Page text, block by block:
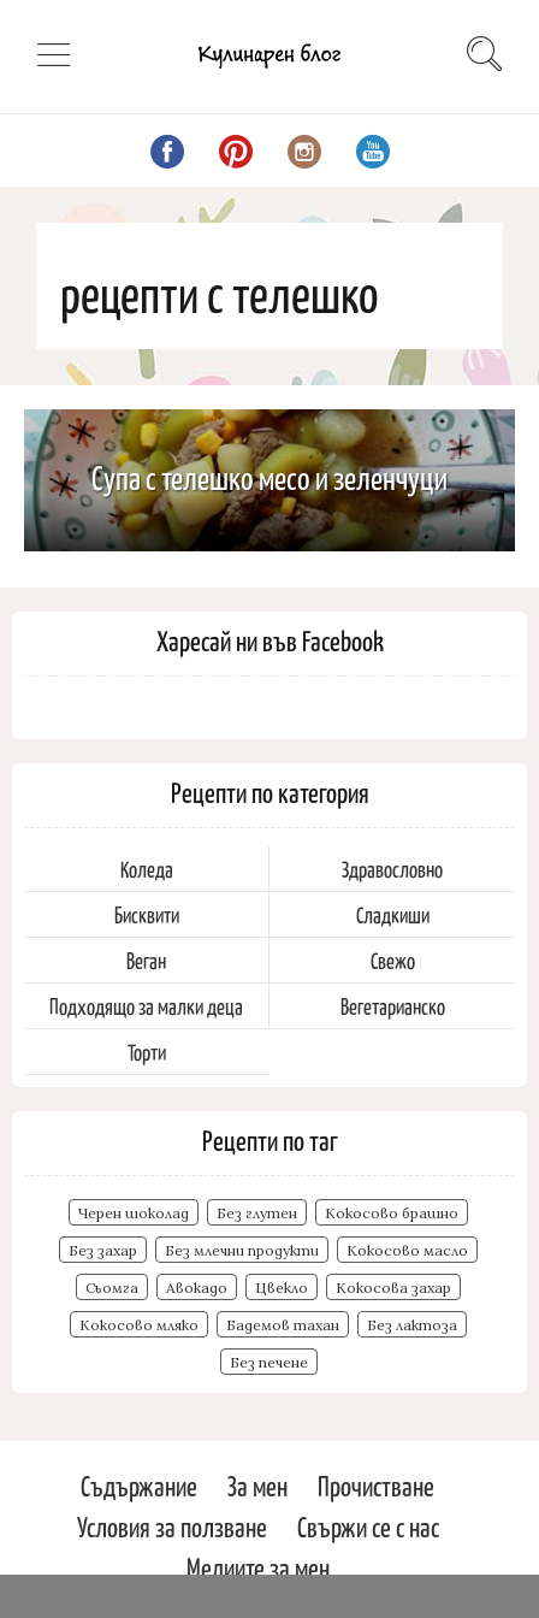
рецепти с телешко
Супа с телешко месо и зеленчуци
Харесай ни във Facebook
Рецепти по категория
Коледа
Здравословно
Бисквити
Сладкиши
Веган
Свежо
Подходящо за малки деца
Вегетарианско
Торти
Рецепти по таг
Черен шоколад Без глутен Кокосово брашно
Без захар Без млечни продукти Кокосово масло
Сьомга Авокадо Цвекло Кокосова захар
Кокосово мляко Бадемов тахан Без лактоза
Без печене
Съдържание За мен
Прочистване
Условия за ползване
Свържи се с нас
Медиите за мен